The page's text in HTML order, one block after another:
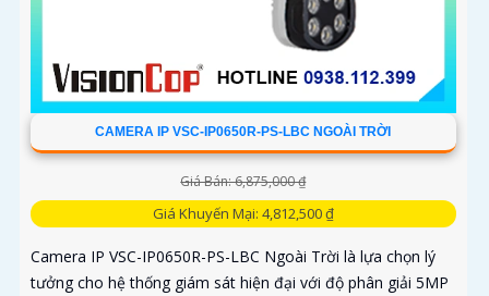
CAMERA IP VSC-IP0650R-PS-LBC NGOÀI TRỜI
Giá Bán: 6,875,000 ₫
Giá Khuyến Mại: 4,812,500 ₫
Camera IP VSC-IP0650R-PS-LBC Ngoài Trời là lựa chọn lý
tưởng cho hệ thống giám sát hiện đại với độ phân giải 5MP